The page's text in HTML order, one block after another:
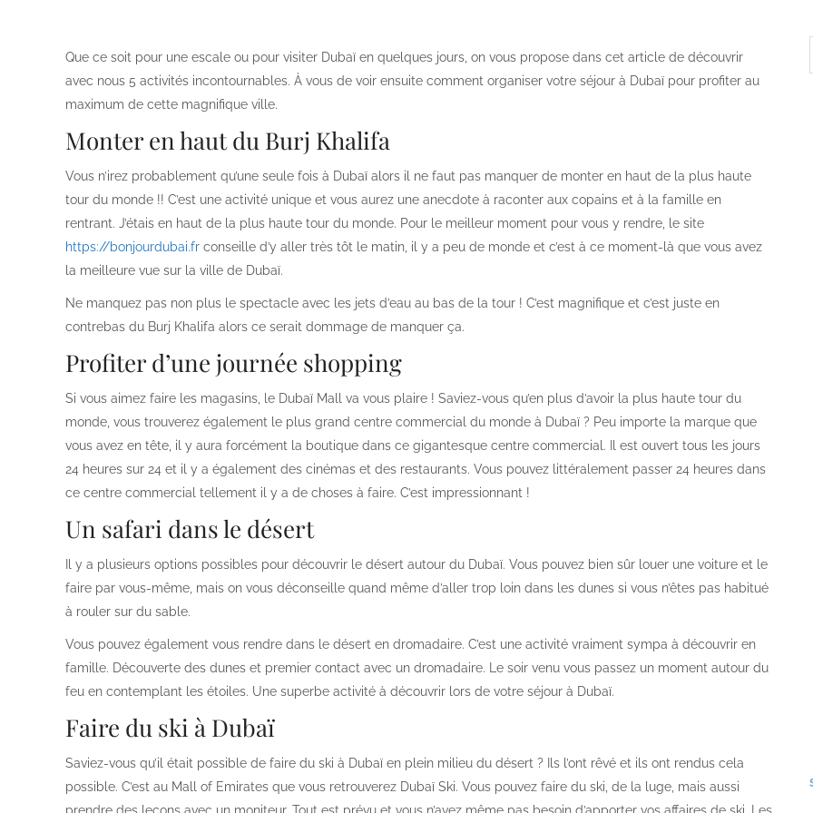
Que ce soit pour une escale ou pour visiter Dubaï en quelques jours, on vous propose dans cet article de découvrir
avec nous 5 activités incontournables. À vous de voir ensuite comment organiser votre séjour à Dubaï pour profiter au
maximum de cette magnifique ville.
Monter en haut du Burj Khalifa
Vous n’irez probablement qu’une seule fois à Dubaï alors il ne faut pas manquer de monter en haut de la plus haute
tour du monde !! C’est une activité unique et vous aurez une anecdote à raconter aux copains et à la famille en
rentrant. J’étais en haut de la plus haute tour du monde. Pour le meilleur moment pour vous y rendre, le site
https://bonjourdubai.fr conseille d’y aller très tôt le matin, il y a peu de monde et c’est à ce moment-là que vous avez
la meilleure vue sur la ville de Dubaï.
Ne manquez pas non plus le spectacle avec les jets d’eau au bas de la tour ! C’est magnifique et c’est juste en
contrebas du Burj Khalifa alors ce serait dommage de manquer ça.
Profiter d’une journée shopping
Si vous aimez faire les magasins, le Dubaï Mall va vous plaire ! Saviez-vous qu’en plus d’avoir la plus haute tour du
monde, vous trouverez également le plus grand centre commercial du monde à Dubaï ? Peu importe la marque que
vous avez en tête, il y aura forcément la boutique dans ce gigantesque centre commercial. Il est ouvert tous les jours
24 heures sur 24 et il y a également des cinémas et des restaurants. Vous pouvez littéralement passer 24 heures dans
ce centre commercial tellement il y a de choses à faire. C’est impressionnant !
Un safari dans le désert
Il y a plusieurs options possibles pour découvrir le désert autour du Dubaï. Vous pouvez bien sûr louer une voiture et le
faire par vous-même, mais on vous déconseille quand même d’aller trop loin dans les dunes si vous n’êtes pas habitué
à rouler sur du sable.
Vous pouvez également vous rendre dans le désert en dromadaire. C’est une activité vraiment sympa à découvrir en
famille. Découverte des dunes et premier contact avec un dromadaire. Le soir venu vous passez un moment autour du
feu en contemplant les étoiles. Une superbe activité à découvrir lors de votre séjour à Dubaï.
Faire du ski à Dubaï
Saviez-vous qu’il était possible de faire du ski à Dubaï en plein milieu du désert ? Ils l’ont rêvé et ils ont rendus cela
possible. C’est au Mall of Emirates que vous retrouverez Dubaï Ski. Vous pouvez faire du ski, de la luge, mais aussi